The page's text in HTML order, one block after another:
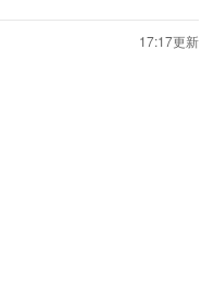
17:17更新